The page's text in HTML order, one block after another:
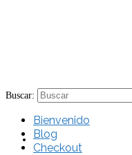
Bienvenido
Buscar:
Bienvenido
Blog
Checkout